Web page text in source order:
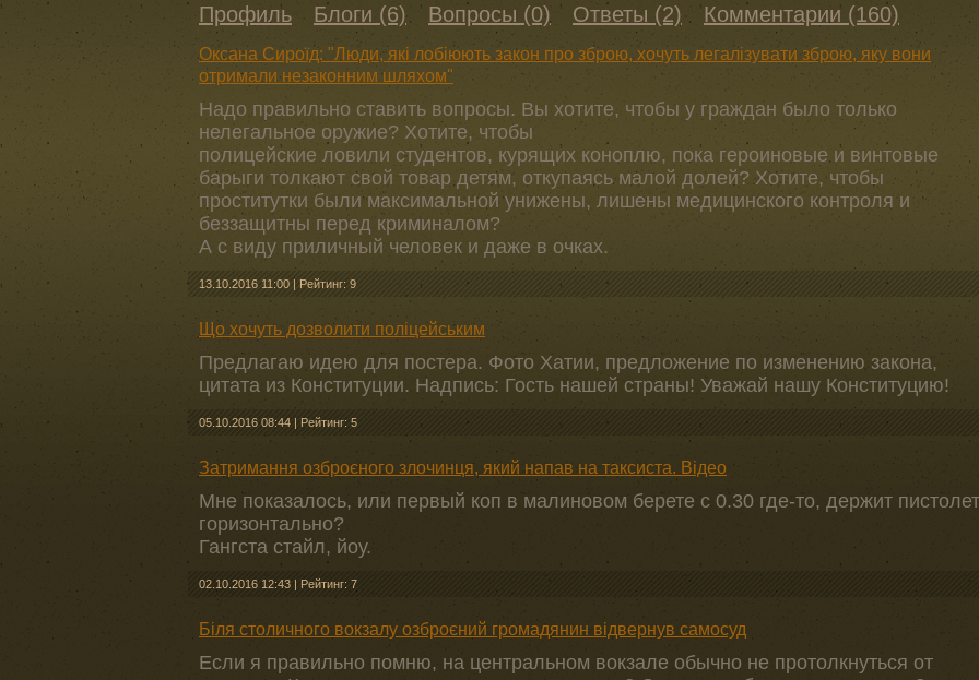
Профиль Блоги (6) Вопросы (0) Ответы (2) Комментарии (160)
Оксана Сироїд: "Люди, які лобіюють закон про зброю, хочуть легалізувати зброю, яку вони
отримали незаконним шляхом"
Надо правильно ставить вопросы. Вы хотите, чтобы у граждан было только
нелегальное оружие? Хотите, чтобы
полицейские ловили студентов, курящих коноплю, пока героиновые и винтовые
барыги толкают свой товар детям, откупаясь малой долей? Хотите, чтобы
проститутки были максимальной унижены, лишены медицинского контроля и
беззащитны перед криминалом?
А с виду приличный человек и даже в очках.
13.10.2016 11:00 | Рейтинг: 9
Що хочуть дозволити поліцейським
Предлагаю идею для постера. Фото Хатии, предложение по изменению закона,
цитата из Конституции. Надпись: Гость нашей страны! Уважай нашу Конституцию!
05.10.2016 08:44 | Рейтинг: 5
Затримання озброєного злочинця, який напав на таксиста. Відео
Мне показалось, или первый коп в малиновом берете с 0.30 где-то, держит пистолет
горизонтально?
Гангста стайл, йоу.
02.10.2016 12:43 | Рейтинг: 7
Біля столичного вокзалу озброєний громадянин відвернув самосуд
Если я правильно помню, на центральном вокзале обычно не протолкнуться от